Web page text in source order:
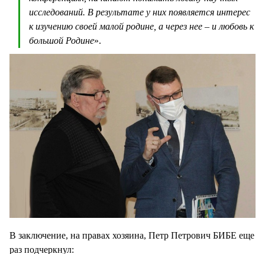
исследований. В результате у них появляется интерес
к изучению своей малой родине, а через нее – и любовь к
большой Родине».
В заключение, на правах хозяина, Петр Петрович БИБЕ еще
раз подчеркнул: